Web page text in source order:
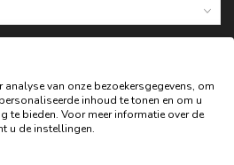
van onze bezoekersgegevens, om
inhoud te tonen en om u
te bieden. Voor meer informatie over de
u de instellingen.